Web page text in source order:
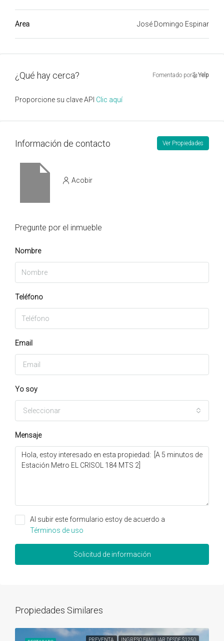
Area José Domingo Espinar
¿Qué hay cerca? Fomentado por Yelp
Proporcione su clave API Clic aquí
Información de contacto Ver Propiedades
Acobir
Pregunte por el inmueble
Nombre
Teléfono
Email
Yo soy
Seleccionar
Mensaje
Al subir este formulario estoy de acuerdo a
Términos de uso
Solicitud de información
Propiedades Similares
PREVENTA INGRESO FAMILIAR DESDE $1250